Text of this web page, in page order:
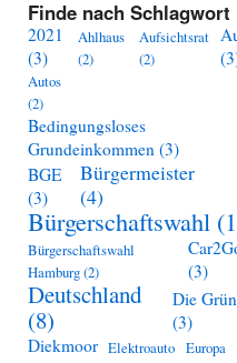
Finde nach Schlagwort
2021
(3)
Ahlhaus
(2)
Aufsichtsrat
(2)
Autos
(2)
Bedingungsloses
Grundeinkommen (3)
BGE
(3)
Bürgermeister
(4)
Bürgerschaftswahl
Bürgerschaftswahl
Hamburg(2)
(3)
Deutschland
(8)
Die
(3)
Diekmoor Elektroauto Europa